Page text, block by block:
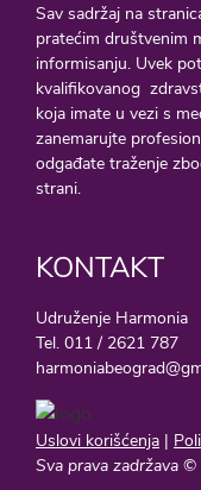
Sav sadržaj na
pratećim društvenim
informisanju. Uvek
kvalifikovanog
koja imate u vezi s
zanemarujte
odgađate traženje
strani.
KONTAKT
Udruženje Harmonia
Tel. 011 / 2621 787
Uslovi korišćenja |
Sva prava zadržava